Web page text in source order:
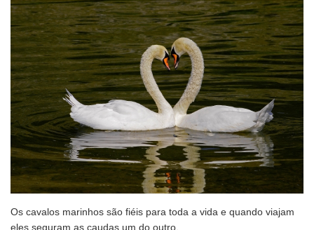
Os cavalos marinhos são fiéis para toda a vida e quando viajam
eles seguram as caudas um do outro.